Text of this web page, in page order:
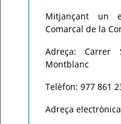
Mitjançant un
Comarcal de la
Adreça: Carrer
Montblanc
Telèfon: 977 861
Adreça